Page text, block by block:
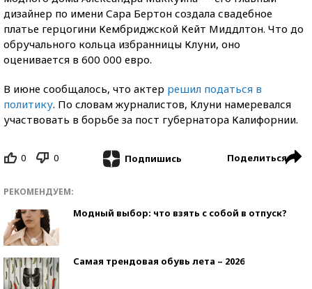
дизайнер по имени Сара Бертон создала свадебное
платье герцогини Кембриджской Кейт Миддлтон. Что до
обручального кольца избранницы Клуни, оно
оценивается в 600 000 евро.
В июне сообщалось, что актер решил податься в
политику. По словам журналистов, Клуни намеревался
участвовать в борьбе за пост губернатора Калифорнии.
0 0 Подпишись Поделиться
РЕКОМЕНДУЕМ:
Модный выбор: что взять с собой в отпуск?
Самая трендовая обувь лета – 2026